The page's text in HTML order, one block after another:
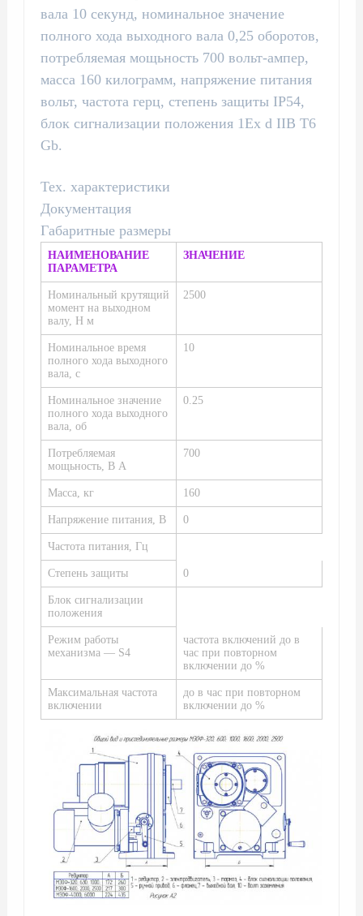
вала 10 секунд, номинальное значение
полного хода выходного вала 0,25 оборотов,
потребляемая мощьность 700 вольт-ампер,
масса 160 килограмм, напряжение питания
вольт, частота герц, степень защиты IP54,
блок сигнализации положения 1Ex d IIB T6
Gb.
Тех. характеристики
Документация
Габаритные размеры
НАИМЕНОВАНИЕ
ПАРАМЕТРА
ЗНАЧЕНИЕ
Номинальный крутящий
момент на выходном
валу, Н м
2500
Номинальное время
полного хода выходного
вала, с
10
Номинальное значение
полного хода выходного
вала, об
0.25
Потребляемая
мощьность, В А
700
Масса, кг 160
Напряжение питания, В 0
Частота питания, Гц
Степень защиты 0
Блок сигнализации
положения
Режим работы
механизма — S4
частота включений до в
час при повторном
включении до %
Максимальная частота
включении
до в час при повторном
включении до %